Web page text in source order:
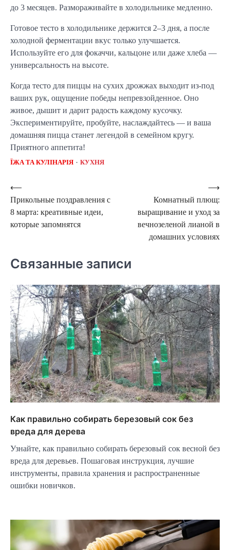
до 3 месяцев. Размораживайте в холодильнике медленно.
Готовое тесто в холодильнике держится 2–3 дня, а после
холодной ферментации вкус только улучшается.
Используйте его для фокаччи, кальцоне или даже хлеба —
универсальность на высоте.
Когда тесто для пиццы на сухих дрожжах выходит из-под
ваших рук, ощущение победы непревзойденное. Оно
живое, дышит и дарит радость каждому кусочку.
Экспериментируйте, пробуйте, наслаждайтесь — и ваша
домашняя пицца станет легендой в семейном кругу.
Приятного аппетита!
ЇЖА ТА КУЛІНАРІЯ КУХНЯ
Навигация
по
записям
⟵
Прикольные поздравления с
8 марта: креативные идеи,
которые запомнятся
Комнатный плющ:
выращивание и уход за
вечнозеленой лианой в
домашних условиях
⟶
Связанные записи
Как правильно собирать березовый сок без
вреда для дерева
Узнайте, как правильно собирать березовый сок весной без
вреда для деревьев. Пошаговая инструкция, лучшие
инструменты, правила хранения и распространенные
ошибки новичков.